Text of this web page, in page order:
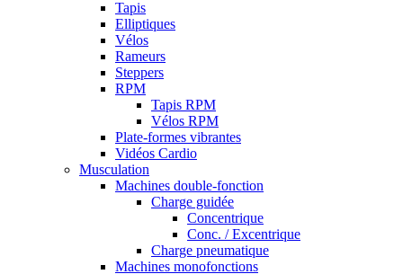
Tapis
Elliptiques
Vélos
Rameurs
Steppers
RPM
Tapis RPM
Vélos RPM
Plate-formes vibrantes
Vidéos Cardio
Musculation
Machines double-fonction
Charge guidée
Concentrique
Conc. / Excentrique
Charge pneumatique
Machines monofonctions